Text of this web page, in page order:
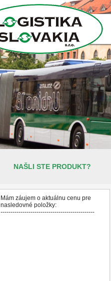
NAŠLI STE PRODUKT?
Mám záujem o aktuálnu cenu pre
nasledovné položky:
-----------------------------------------------